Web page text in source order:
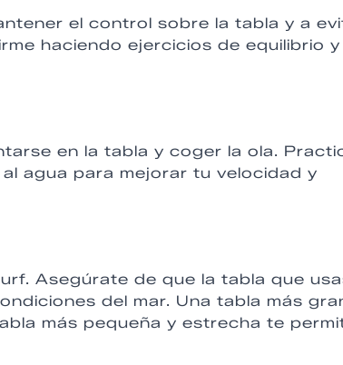
el control sobre la tabla y a
haciendo ejercicios de equilibrio y
en la tabla y coger la ola.
agua para mejorar tu velocidad y
Asegúrate de que la tabla que
del mar. Una tabla más
más pequeña y estrecha te